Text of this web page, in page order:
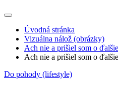
Úvodná stránka
Vizuálna nálož (obrázky)
Ach nie a prišiel som o
Ach nie a prišiel som o
Do pohody (lifestyle)